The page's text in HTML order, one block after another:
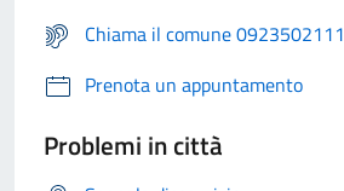
Chiama il comune 0923502111
Prenota un appuntamento
Problemi in città